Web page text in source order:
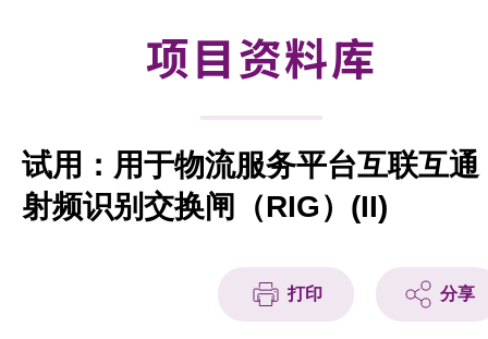
征求研发项目计划书
项目伙伴
活动及消息
项目资料库
试用：用于物流服务平台互联互通
射频识别交换闸（RIG）(II)
打印 分享